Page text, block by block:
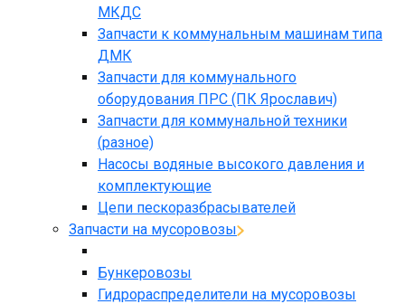
МКДС
Запчасти к коммунальным машинам типа
ДМК
Запчасти для коммунального
оборудования ПРС (ПК Ярославич)
Запчасти для коммунальной техники
(разное)
Насосы водяные высокого давления и
комплектующие
Цепи пескоразбрасывателей
Запчасти на мусоровозы
Бункеровозы
Гидрораспределители на мусоровозы